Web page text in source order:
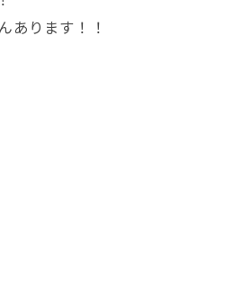
あります！！